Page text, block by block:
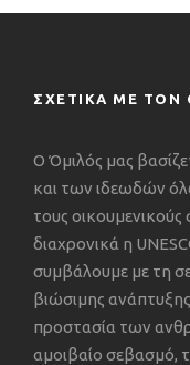
ΣΧΕΤΙΚΑ ΜΕ ΤΟΝ
Ο Όμιλός μας
και των ιδεωδών
τους
διαχρονικά η
συμβάλουμε με τη
βιώσιμης
προστασία των
αμοιβαίο σεβασμό,